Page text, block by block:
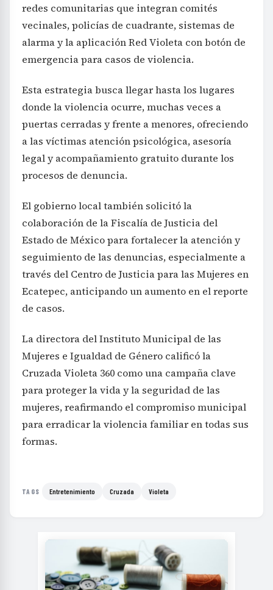
redes comunitarias que integran comités
vecinales, policías de cuadrante, sistemas de
alarma y la aplicación Red Violeta con botón de
emergencia para casos de violencia.
Esta estrategia busca llegar hasta los lugares
donde la violencia ocurre, muchas veces a
puertas cerradas y frente a menores, ofreciendo
a las víctimas atención psicológica, asesoría
legal y acompañamiento gratuito durante los
procesos de denuncia.
El gobierno local también solicitó la
colaboración de la Fiscalía de Justicia del
Estado de México para fortalecer la atención y
seguimiento de las denuncias, especialmente a
través del Centro de Justicia para las Mujeres en
Ecatepec, anticipando un aumento en el reporte
de casos.
La directora del Instituto Municipal de las
Mujeres e Igualdad de Género calificó la
Cruzada Violeta 360 como una campaña clave
para proteger la vida y la seguridad de las
mujeres, reafirmando el compromiso municipal
para erradicar la violencia familiar en todas sus
formas.
TAGS Entretenimiento Cruzada Violeta